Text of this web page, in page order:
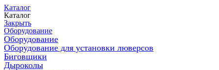
Каталог
Каталог
Закрыть
Оборудование
Оборудование
Оборудование для установки люверсов
Биговщики
Дыроколы